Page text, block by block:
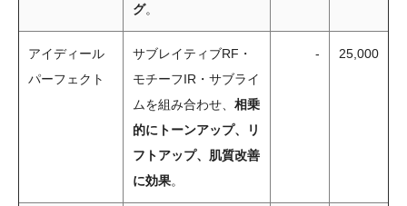
グ。
アイディール
パーフェクト
サブレイティブRF・
モチーフIR・サブライ
ムを組み合わせ、 相乗
的にトーンアップ、リ
フトアップ、肌質改善
に効果。
- 25,000